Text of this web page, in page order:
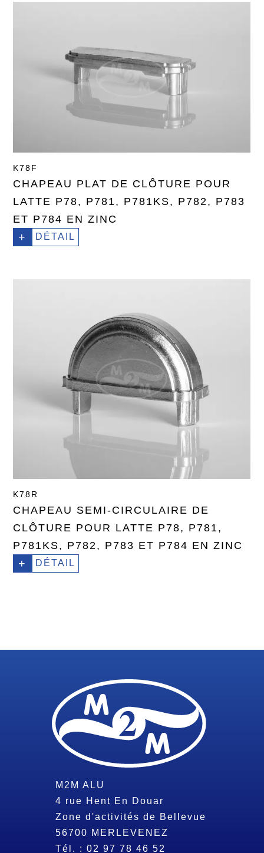
K78F
CHAPEAU PLAT DE CLÔTURE POUR
LATTE P78, P781, P781KS, P782, P783
ET P784 EN ZINC
+ DÉTAIL
K78R
CHAPEAU SEMI-CIRCULAIRE DE
CLÔTURE POUR LATTE P78, P781,
P781KS, P782, P783 ET P784 EN ZINC
+ DÉTAIL
M2M ALU
4 rue Hent En Douar
Zone d'activités de Bellevue
56700 MERLEVENEZ
Tél. :02 97 78 46 52